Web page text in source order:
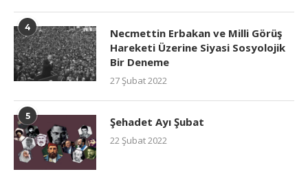
4
Necmettin Erbakan ve Milli Görüş
Hareketi Üzerine Siyasi Sosyolojik
Bir Deneme
27 Şubat 2022
5 Şehadet Ayı Şubat
22 Şubat 2022